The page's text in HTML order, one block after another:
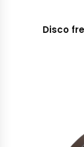
Disco